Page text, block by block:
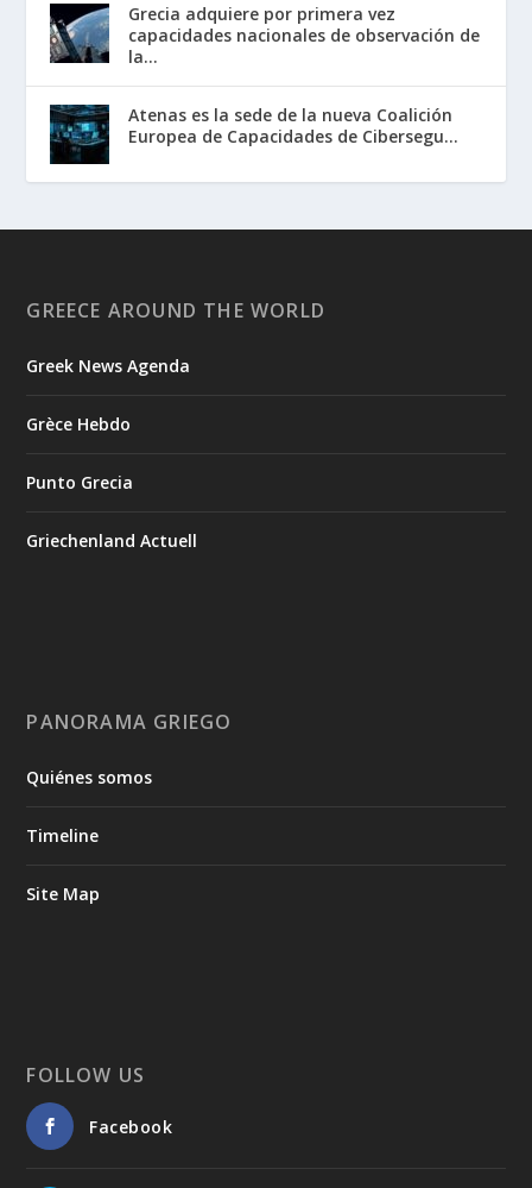
Grecia adquiere por primera vez
capacidades nacionales de observación de
la...
Atenas es la sede de la nueva Coalición
Europea de Capacidades de Cibersegu...
GREECE AROUND THE WORLD
Greek News Agenda
Grèce Hebdo
Punto Grecia
Griechenland Actuell
PANORAMA GRIEGO
Quiénes somos
Timeline
Site Map
FOLLOW US
Facebook